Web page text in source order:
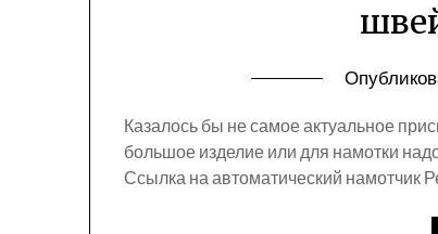
Казалось бы не самое актуальное
большое изделие или для намотки
Ссылка на автоматический